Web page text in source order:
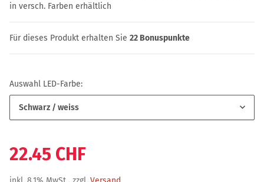
in versch. Farben erhältlich
Für dieses Produkt erhalten Sie 22 Bonuspunkte
Auswahl LED-Farbe:
Schwarz / weiss
22.45 CHF